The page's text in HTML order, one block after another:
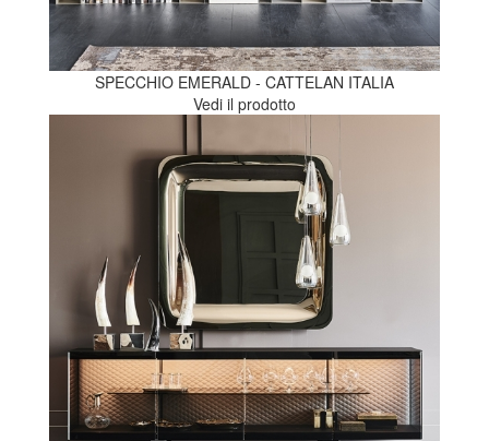
SPECCHIO EMERALD - CATTELAN ITALIA
Vedi il prodotto